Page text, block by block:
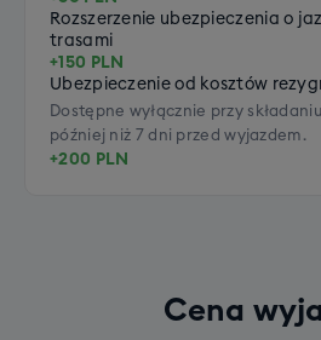
Rozszerzenie ubezpieczenia o
trasami
+150 PLN
Ubezpieczenie od kosztów
Dostępne wyłącznie przy
później niż 7 dni przed wyjazdem.
+200 PLN
Cena